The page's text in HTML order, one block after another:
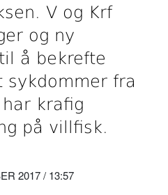
V og Krf
og ny
å bekrefte
sykdommer fra
krafig
på villfisk.
2017 / 13:57